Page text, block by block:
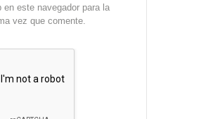
en este navegador para la
vez que comente.